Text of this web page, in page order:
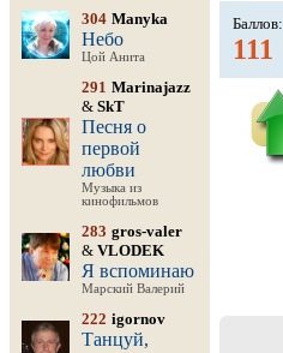
304 Manyka
Небо
Цой Анита
291 Marinajazz
& SkT
Песня о
первой
любви
Музыка из
кинофильмов
283 gros-valer
& VLODEK
Я вспоминаю
Марский Валерий
222 igornov
Танцуй,
Баллов:
111